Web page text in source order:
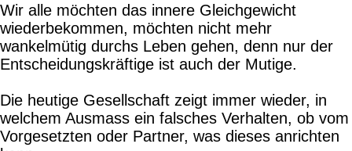
Wir alle möchten das innere Gleichgewicht
wiederbekommen, möchten nicht mehr
wankelmütig durchs Leben gehen, denn nur der
Entscheidungskräftige ist auch der Mutige.
Die heutige Gesellschaft zeigt immer wieder, in
welchem Ausmass ein falsches Verhalten, ob vom
Vorgesetzten oder Partner, was dieses anrichten